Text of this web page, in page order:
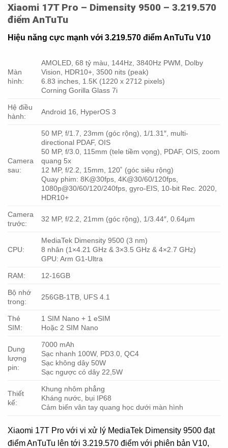
Xiaomi 17T Pro – Dimensity 9500 – 3.219.570
điểm AnTuTu
Hiệu năng cực mạnh với 3.219.570 điểm AnTuTu V10
Màn
hình:
AMOLED, 68 tỷ màu, 144Hz, 3840Hz PWM, Dolby
Vision, HDR10+, 3500 nits (peak)
6.83 inches, 1.5K (1220 x 2712 pixels)
Corning Gorilla Glass 7i
Hệ điều
hành:
Android 16, HyperOS 3
Camera
sau:
50 MP, f/1.7, 23mm (góc rộng), 1/1.31″, multi-
directional PDAF, OIS
50 MP, f/3.0, 115mm (tele tiềm vọng), PDAF, OIS, zoom
quang 5x
12 MP, f/2.2, 15mm, 120˚ (góc siêu rộng)
Quay phim: 8K@30fps, 4K@30/60/120fps,
1080p@30/60/120/240fps, gyro-EIS, 10-bit Rec. 2020,
HDR10+
Camera
trước:
32 MP, f/2.2, 21mm (góc rộng), 1/3.44″, 0.64µm
CPU:
MediaTek Dimensity 9500 (3 nm)
8 nhân (1×4.21 GHz & 3×3.5 GHz & 4×2.7 GHz)
GPU: Arm G1-Ultra
RAM: 12-16GB
Bộ nhớ
trong:
256GB-1TB, UFS 4.1
Thẻ
SIM:
1 SIM Nano + 1 eSIM
Hoặc 2 SIM Nano
Dung
lượng
pin:
7000 mAh
Sạc nhanh 100W, PD3.0, QC4
Sạc không dây 50W
Sạc ngược có dây 22,5W
Thiết
kế:
Khung nhôm phẳng
Kháng nước, bụi IP68
Cảm biến vân tay quang học dưới màn hình
Xiaomi 17T Pro với vi xử lý MediaTek Dimensity 9500 đạt
điểm AnTuTu lên tới 3.219.570 điểm với phiên bản V10,